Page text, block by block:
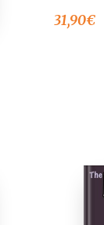
31,90€